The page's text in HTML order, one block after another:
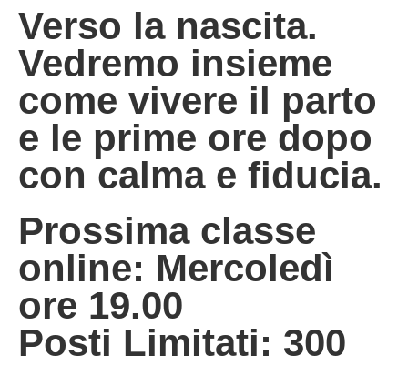
Verso la nascita.
Vedremo insieme
come vivere il parto
e le prime ore dopo
con calma e fiducia.
Prossima classe
online: Mercoledì
ore 19.00
Posti Limitati: 300